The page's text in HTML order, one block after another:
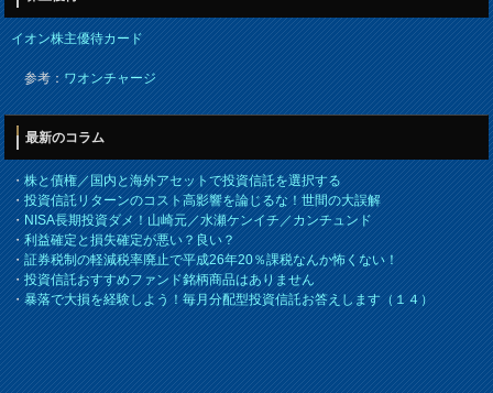
イオン株主優待カード
参考：ワオンチャージ
最新のコラム
・株と債権／国内と海外アセットで投資信託を選択する
・投資信託リターンのコスト高影響を論じるな！世間の大誤解
・NISA長期投資ダメ！山崎元／水瀬ケンイチ／カンチュンド
・利益確定と損失確定が悪い？良い？
・証券税制の軽減税率廃止で平成26年20％課税なんか怖くない！
・投資信託おすすめファンド銘柄商品はありません
・暴落で大損を経験しよう！毎月分配型投資信託お答えします（１４）